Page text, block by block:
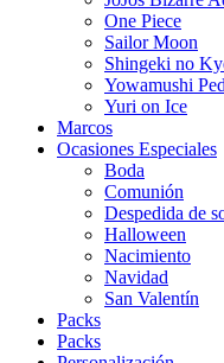
One Piece
Sailor Moon
Shingeki no
Yowamushi
Yuri on Ice
Marcos
Ocasiones Especiales
Boda
Comunión
Despedida de
Halloween
Nacimiento
Navidad
San Valentín
Packs
Packs